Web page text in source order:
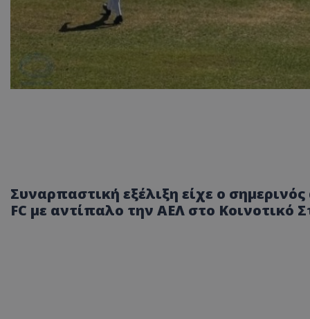
Συναρπαστική εξέλιξη είχε ο
FC με αντίπαλο την ΑΕΛ στο Κοινοτικό